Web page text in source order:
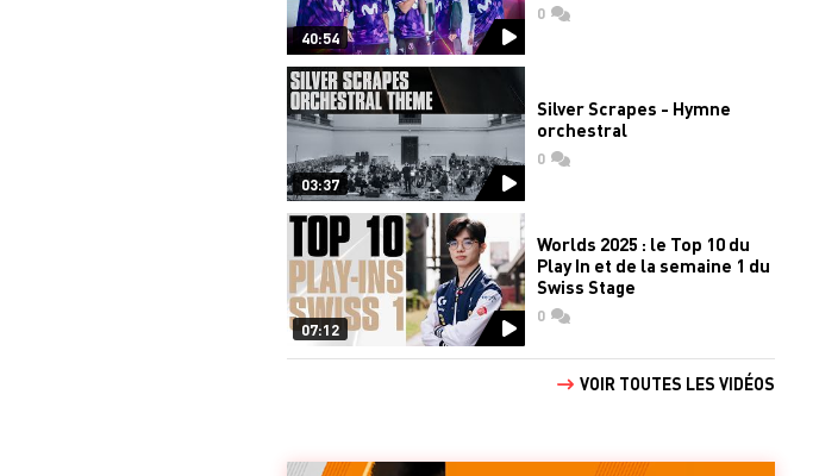
40:54
0commentaires
03:37
Silver Scrapes - Hymne
orchestral
0commentaires
07:12
Worlds 2025 : le Top 10 du
Play In et de la semaine 1 du
Swiss Stage
0commentaires
VOIR TOUTES LES VIDÉOS